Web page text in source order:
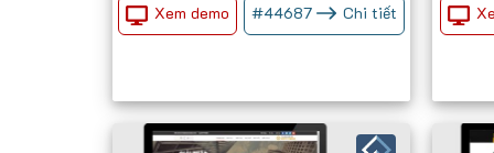
Xem demo
#44687 Chi tiết